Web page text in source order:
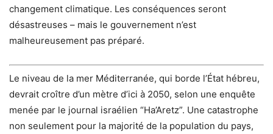
changement climatique. Les conséquences seront
désastreuses – mais le gouvernement n’est
malheureusement pas préparé.
Le niveau de la mer Méditerranée, qui borde l’État hébreu,
devrait croître d’un mètre d’ici à 2050, selon une enquête
menée par le journal israélien “Ha’Aretz”. Une catastrophe
non seulement pour la majorité de la population du pays,